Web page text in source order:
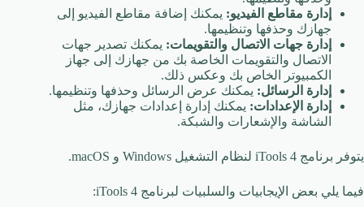
إدارة مقاطع الفيديو: يمكنك إضافة مقاطع الفيديو إلى
جهازك وحذفها وتنظيمها.
إدارة جهات الاتصال والتقويمات: يمكنك تصدير جهات
الاتصال والتقويمات الخاصة بك من جهازك إلى جهاز
الكمبيوتر الخاص بك وعكس ذلك.
إدارة الرسائل: يمكنك عرض الرسائل وحذفها وتنظيمها.
إدارة الإعدادات: يمكنك إدارة إعدادات جهازك، مثل
الشاشة والإشعارات والشبكة.
يتوفر برنامج iTools 4 لنظام التشغيل Windows و macOS.
فيما يلي بعض الإيجابيات والسلبيات لبرنامج iTools 4: